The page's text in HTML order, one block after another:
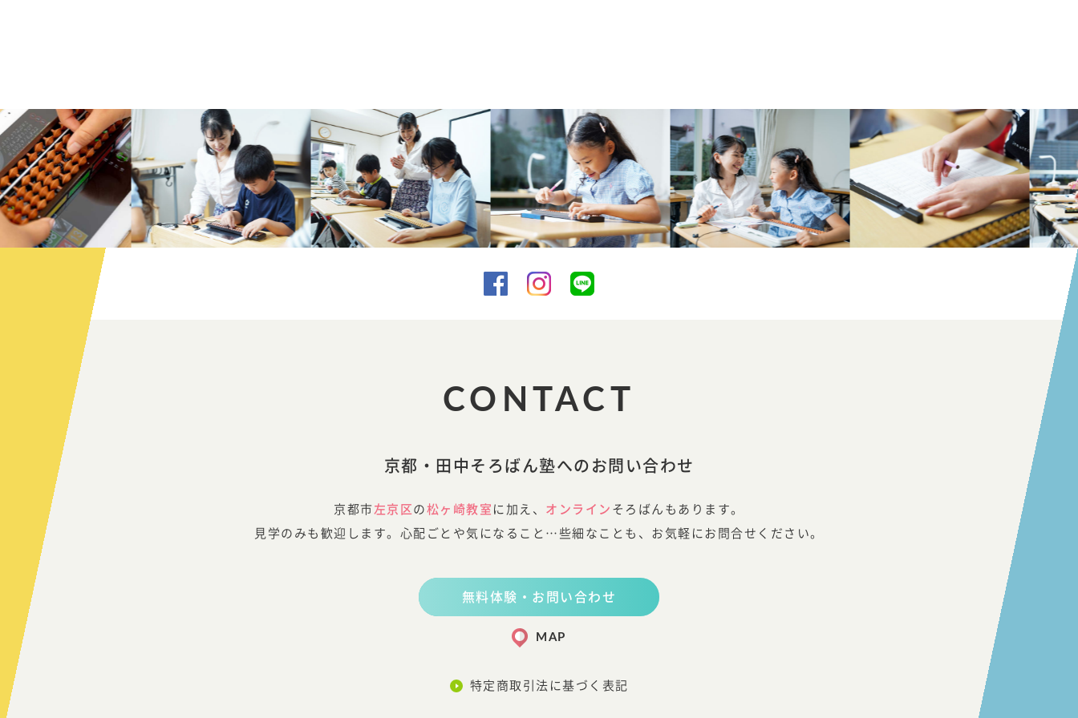
CONTACT
京都・田中そろばん塾へのお問い合わせ
京都市 左京区 の 松ヶ崎教室 に加え、 オンライン そろばんもあります。
見学のみも歓迎します。心配ごとや気になること…些細なことも、お気軽にお問合せください。
無料体験・お問い合わせ
MAP
特定商取引法に基づく表記